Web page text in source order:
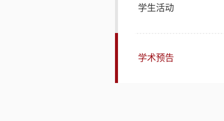
学生活动
学术预告